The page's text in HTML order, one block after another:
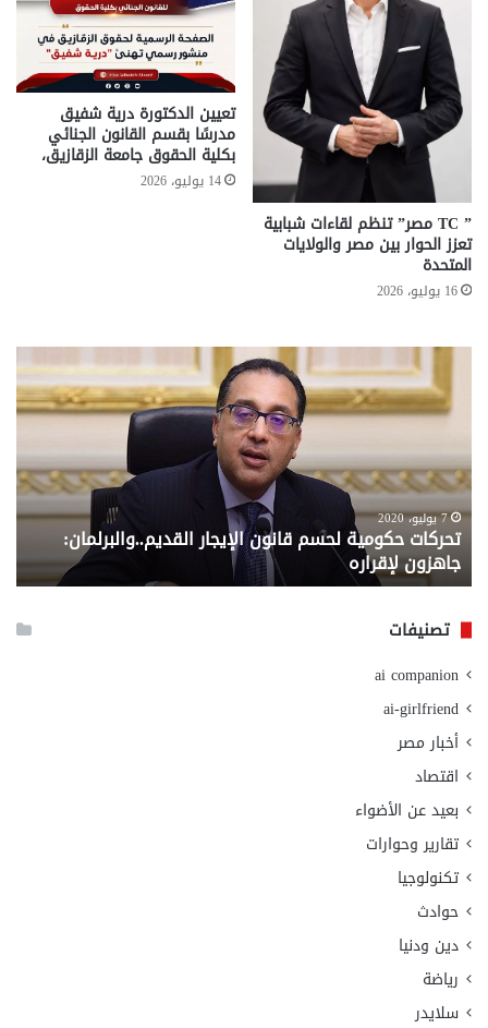
” TC مصر” تنظم لقاءات شبابية
تعزز الحوار بين مصر والولايات
المتحدة
16 يوليو، 2026
تعيين الدكتورة درية شفيق
مدرسًا بقسم القانون الجنائي
بكلية الحقوق جامعة الزقازيق،
14 يوليو، 2026
معاش
المطلقة
إليك
المطلوبة
للصرف
من
وزارة
التضامن
الاجتماعي
6 سبتمبر، 2020
معاش المطلقة .. إليك المستندات المطلوبة للصرف من
وزارة التضامن الاجتماعي
تصنيفات
ai companion
ai-girlfriend
أخبار مصر
اقتصاد
بعيد عن الأضواء
تقارير وحوارات
تكنولوجيا
حوادث
دين ودنيا
رياضة
سلايدر